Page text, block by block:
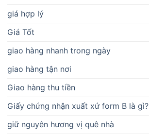
giá hợp lý
Giá Tốt
giao hàng nhanh trong ngày
giao hàng tận nơi
Giao hàng thu tiền
Giấy chứng nhận xuất xứ form B là gì?
giữ nguyên hương vị quê nhà